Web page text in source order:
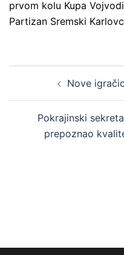
prvom kolu Kupa
Partizan Sremski
Nove
Pokrajinski
prepoznao